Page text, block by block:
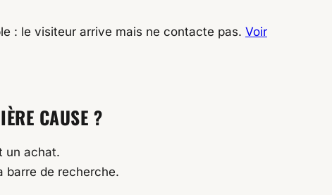
: le visiteur arrive mais ne contacte pas. Voir
CAUSE ?
un achat.
barre de recherche.